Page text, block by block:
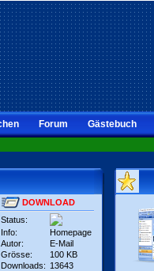
Forum Gästebuch
DOWNLOAD
Status:
Info:
Homepage
Autor:
E-Mail
Grösse:
100 KB
Downloads: 13643